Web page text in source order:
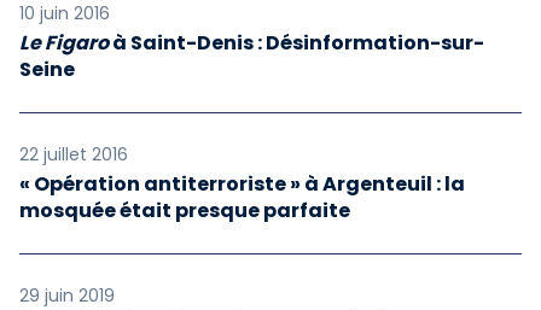
10 juin 2016
Le Figaroà Saint-Denis : Désinformation-sur-
Seine
22 juillet 2016
« Opération antiterroriste » à Argenteuil : la
mosquée était presque parfaite
29 juin 2019